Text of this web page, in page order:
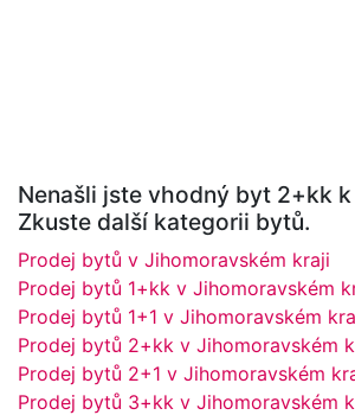
Nenašli jste vhodný byt 2+kk
Zkuste další kategorii bytů.
Prodej bytů v Jihomoravském kraji
Prodej bytů 1+kk v Jihomoravském
Prodej bytů 1+1 v Jihomoravském
Prodej bytů 2+kk v Jihomoravském
Prodej bytů 2+1 v Jihomoravském
Prodej bytů 3+kk v Jihomoravském